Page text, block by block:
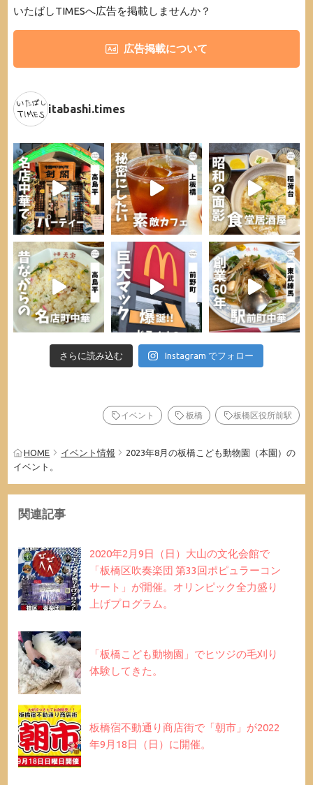
いたばしTIMESへ広告を掲載しませんか？
広告掲載について
itabashi.times
さらに読み込む Instagram でフォロー
イベント 板橋 板橋区役所前駅
HOME イベント情報
2023年8月の板橋こども動物園（本園）の
イベント。
関連記事
2020年2月9日（日）大山の文化会館で
「板橋区吹奏楽団 第33回ポピュラーコン
サート」が開催。オリンピック全力盛り
上げプログラム。
「板橋こども動物園」でヒツジの毛刈り
体験してきた。
板橋宿不動通り商店街で「朝市」が2022
年9月18日（日）に開催。